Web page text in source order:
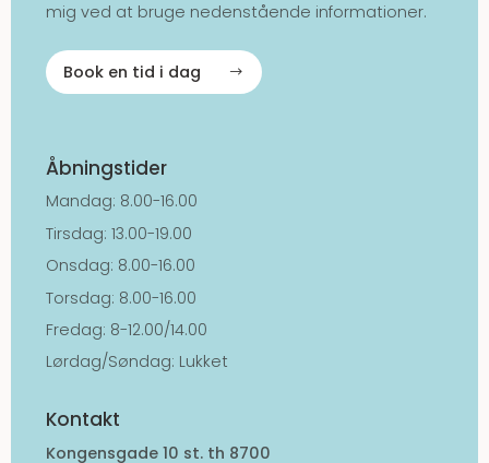
mig ved at bruge nedenstående informationer.
Book en tid i dag
Åbningstider
Mandag: 8.00-16.00
Tirsdag: 13.00-19.00
Onsdag: 8.00-16.00
Torsdag: 8.00-16.00
Fredag: 8-12.00/14.00
Lørdag/Søndag: Lukket
Kontakt
Kongensgade 10 st. th 8700